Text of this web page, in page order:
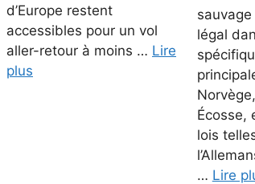
d’Europe restent
accessibles pour un vol
aller-retour à moins … Lire
plus
légal
Écosse,
lois
… Lire